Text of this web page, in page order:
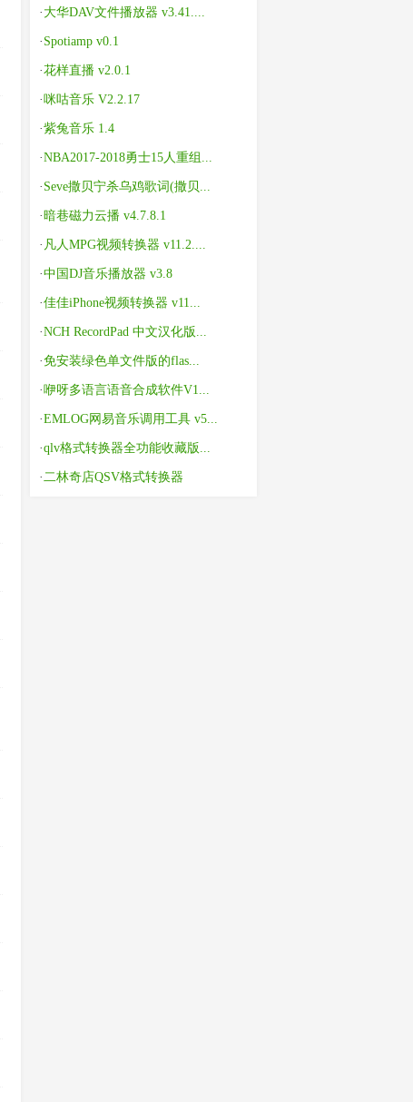
· 大华DAV文件播放器 v3.41....
· Spotiamp v0.1
·花样直播 v2.0.1
·咪咕音乐 V2.2.17
·紫兔音乐 1.4
·NBA2017-2018勇士15人重组...
· Seve撒贝宁杀乌鸡歌词(撒贝...
·暗巷磁力云播 v4.7.8.1
· 凡人MPG视频转换器 v11.2....
·中国DJ音乐播放器 v3.8
·佳佳iPhone视频转换器 v11...
·NCH RecordPad 中文汉化版...
·免安装绿色单文件版的flas...
·咿呀多语言语音合成软件V1...
·EMLOG网易音乐调用工具 v5...
·qlv格式转换器全功能收藏版...
·二林奇店QSV格式转换器